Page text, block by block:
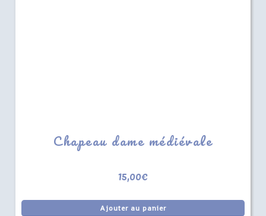
Chapeau dame médiévale
15,00€
Ajouter au panier